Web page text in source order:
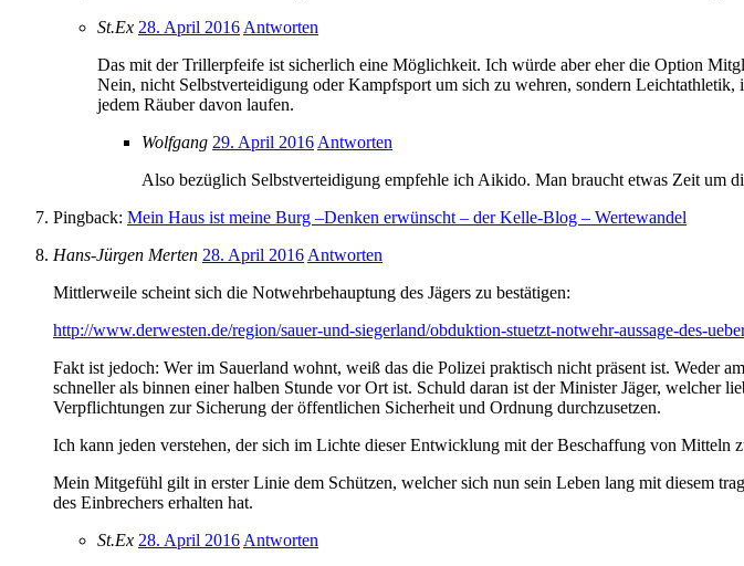
St.Ex 28. April 2016 Antworten
Das mit der Trillerpfeife ist sicherlich eine Möglichkeit. Ich würde aber eher die Option
Nein, nicht Selbstverteidigung oder Kampfsport um sich zu wehren, sondern
jedem Räuber davon laufen.
Wolfgang 29. April 2016 Antworten
Also bezüglich Selbstverteidigung empfehle ich Aikido. Man braucht etwas Zeit um
Pingback: Mein Haus ist meine Burg –Denken erwünscht – der Kelle-Blog – Wertewandel
Hans-Jürgen Merten 28. April 2016 Antworten
Mittlerweile scheint sich die Notwehrbehauptung des Jägers zu bestätigen:
http://www.derwesten.de/region/sauer-und-siegerland/obduktion-stuetzt-notwehr-aussage-des-
Fakt ist jedoch: Wer im Sauerland wohnt, weiß das die Polizei praktisch nicht präsent ist. Weder
schneller als binnen einer halben Stunde vor Ort ist. Schuld daran ist der Minister Jäger, welcher
Verpflichtungen zur Sicherung der öffentlichen Sicherheit und Ordnung durchzusetzen.
Ich kann jeden verstehen, der sich im Lichte dieser Entwicklung mit der Beschaffung von Mitteln
Mein Mitgefühl gilt in erster Linie dem Schützen, welcher sich nun sein Leben lang mit diesem
des Einbrechers erhalten hat.
St.Ex 28. April 2016 Antworten